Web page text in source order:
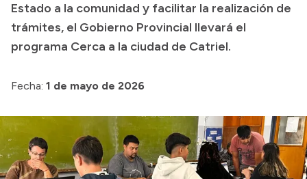
Boletín Oficial
Consulta de expedientes
Convocatorias
Intranet
Login
Estado a la comunidad y facilitar la realización de
trámites, el Gobierno Provincial llevará el
programa Cerca a la ciudad de Catriel.
Fecha: 1 de mayo de 2026